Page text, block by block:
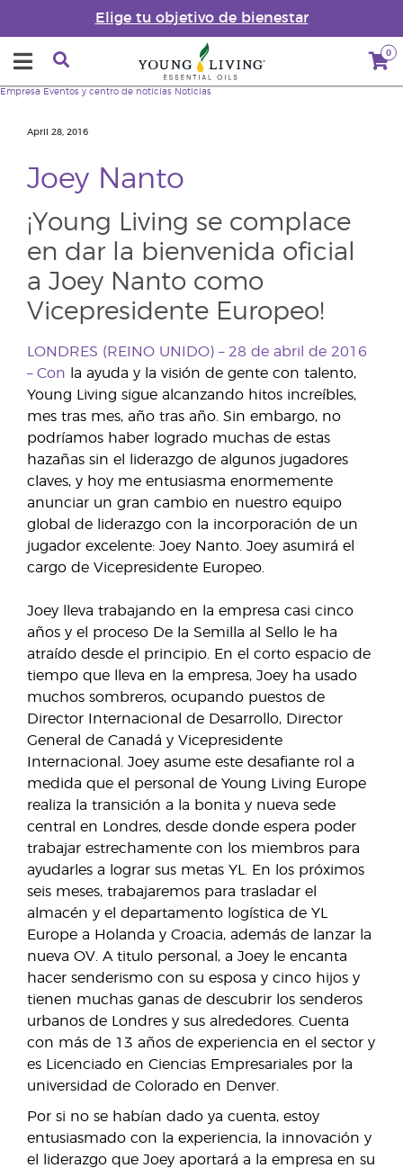
Elige tu objetivo de bienestar
0
Empresa Eventos y centro de noticias Noticias
April 28, 2016
Joey Nanto
¡Young Living se complace
en dar la bienvenida oficial
a Joey Nanto como
Vicepresidente Europeo!
LONDRES (REINO UNIDO) – 28 de abril de 2016
– Con la ayuda y la visión de gente con talento,
Young Living sigue alcanzando hitos increíbles,
mes tras mes, año tras año. Sin embargo, no
podríamos haber logrado muchas de estas
hazañas sin el liderazgo de algunos jugadores
claves, y hoy me entusiasma enormemente
anunciar un gran cambio en nuestro equipo
global de liderazgo con la incorporación de un
jugador excelente: Joey Nanto. Joey asumirá el
cargo de Vicepresidente Europeo.
Joey lleva trabajando en la empresa casi cinco
años y el proceso De la Semilla al Sello le ha
atraído desde el principio. En el corto espacio de
tiempo que lleva en la empresa, Joey ha usado
muchos sombreros, ocupando puestos de
Director Internacional de Desarrollo, Director
General de Canadá y Vicepresidente
Internacional. Joey asume este desafiante rol a
medida que el personal de Young Living Europe
realiza la transición a la bonita y nueva sede
central en Londres, desde donde espera poder
trabajar estrechamente con los miembros para
ayudarles a lograr sus metas YL. En los próximos
seis meses, trabajaremos para trasladar el
almacén y el departamento logística de YL
Europe a Holanda y Croacia, además de lanzar la
nueva OV. A titulo personal, a Joey le encanta
hacer senderismo con su esposa y cinco hijos y
tienen muchas ganas de descubrir los senderos
urbanos de Londres y sus alrededores. Cuenta
con más de 13 años de experiencia en el sector y
es Licenciado en Ciencias Empresariales por la
universidad de Colorado en Denver.
Por si no se habían dado ya cuenta, estoy
entusiasmado con la experiencia, la innovación y
el liderazgo que Joey aportará a la empresa en su